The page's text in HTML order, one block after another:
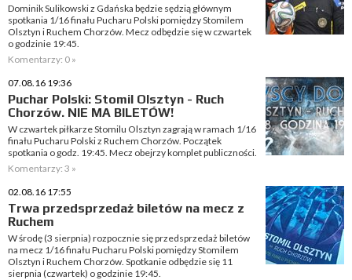
Dominik Sulikowski z Gdańska będzie sędzią głównym
spotkania 1/16 finału Pucharu Polski pomiędzy Stomilem
Olsztyn i Ruchem Chorzów. Mecz odbędzie się w czwartek
o godzinie 19:45.
Komentarzy: 0 »
07.08.16 19:36
Puchar Polski: Stomil Olsztyn - Ruch
Chorzów. NIE MA BILETÓW!
W czwartek piłkarze Stomilu Olsztyn zagrają w ramach 1/16
finału Pucharu Polski z Ruchem Chorzów. Początek
spotkania o godz. 19:45. Mecz obejrzy komplet publiczności.
Komentarzy: 3 »
02.08.16 17:55
Trwa przedsprzedaż biletów na mecz z
Ruchem
W środę (3 sierpnia) rozpocznie się przedsprzedaż biletów
na mecz 1/16 finału Pucharu Polski pomiędzy Stomilem
Olsztyn i Ruchem Chorzów. Spotkanie odbędzie się 11
sierpnia (czwartek) o godzinie 19:45.